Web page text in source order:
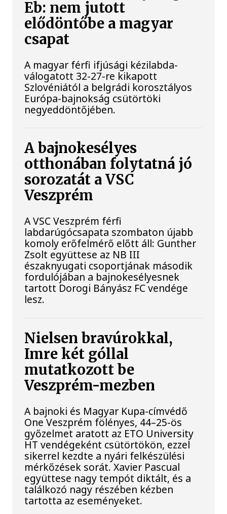
Eb: nem jutott
elődöntőbe a magyar
csapat
A magyar férfi ifjúsági kézilabda-
válogatott 32-27-re kikapott
Szlovéniától a belgrádi korosztályos
Európa-bajnokság csütörtöki
negyeddöntőjében.
A bajnokesélyes
otthonában folytatná jó
sorozatát a VSC
Veszprém
A VSC Veszprém férfi
labdarúgócsapata szombaton újabb
komoly erőfelmérő előtt áll: Gunther
Zsolt együttese az NB III
északnyugati csoportjának második
fordulójában a bajnokesélyesnek
tartott Dorogi Bányász FC vendége
lesz.
Nielsen bravúrokkal,
Imre két góllal
mutatkozott be
Veszprém-mezben
A bajnoki és Magyar Kupa-címvédő
One Veszprém fölényes, 44–25-ös
győzelmet aratott az ETO University
HT vendégeként csütörtökön, ezzel
sikerrel kezdte a nyári felkészülési
mérkőzések sorát. Xavier Pascual
együttese nagy tempót diktált, és a
találkozó nagy részében kézben
tartotta az eseményeket.